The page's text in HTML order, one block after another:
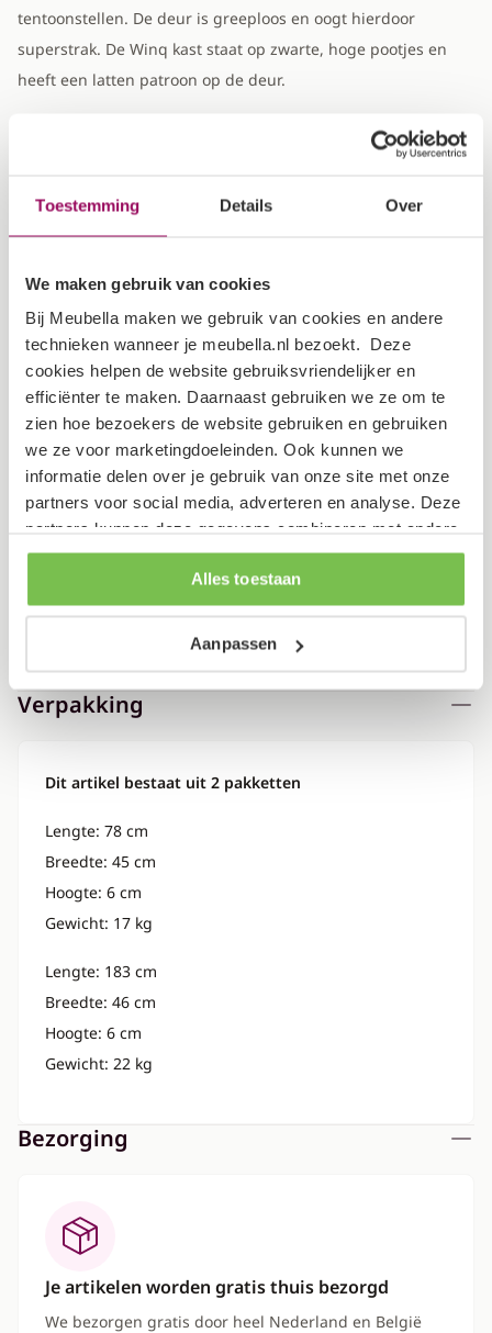
Toestemming Details Over
We maken gebruik van cookies
Bij Meubella maken we gebruik van cookies en andere
technieken wanneer je meubella.nl bezoekt. Deze
cookies helpen de website gebruiksvriendelijker en
efficiënter te maken. Daarnaast gebruiken we ze om te
zien hoe bezoekers de website gebruiken en gebruiken
we ze voor marketingdoeleinden. Ook kunnen we
informatie delen over je gebruik van onze site met onze
partners voor social media, adverteren en analyse. Deze
partners kunnen deze gegevens combineren met andere
informatie die je aan ze hebt verstrekt of die ze hebben
verzameld op basis van je gebruik van hun services.
Alles toestaan
Aanpassen
tentoonstellen. De deur is greeploos en oogt hierdoor
superstrak. De Winq kast staat op zwarte, hoge pootjes en
heeft een latten patroon op de deur.
Wil je je woonkamer helemaal in dezelfde stijl inrichten? Dat
stijl!
Constructie & Levering
Breedte 47 cm
Diepte 40 cm
Hoogte 193 cm
Specificaties
Antraciet
2 jaar
Verpakking
Dit artikel bestaat uit 2 pakketten
Lengte: 78 cm
Breedte: 45 cm
Hoogte: 6 cm
Gewicht: 17 kg
Lengte: 183 cm
Breedte: 46 cm
Hoogte: 6 cm
Gewicht: 22 kg
Bezorging
Je artikelen worden gratis thuis bezorgd
We bezorgen gratis door heel Nederland en België